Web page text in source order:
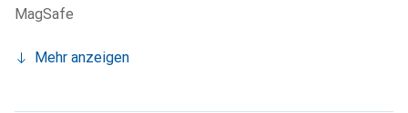
MagSafe
Mehr anzeigen